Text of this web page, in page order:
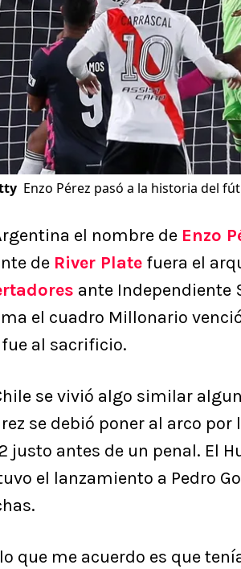
Enzo Pérez pasó a la historia del
el nombre de Enzo
de River Plate fuera el
ante Independiente
el cuadro Millonario
al sacrificio.
se vivió algo similar
se debió poner al arco
justo antes de un penal. El
el lanzamiento a Pedro
lo que me acuerdo es que